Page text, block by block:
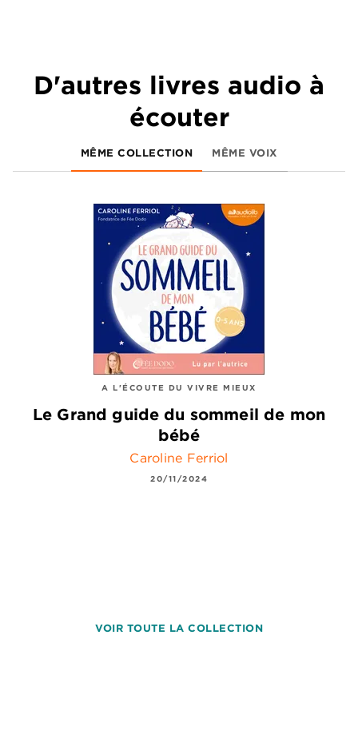
D'autres livres audio à
écouter
MÊME COLLECTION MÊME VOIX
A L'ÉCOUTE DU VIVRE MIEUX
Le Grand guide du sommeil de mon
bébé
Caroline Ferriol
20/11/2024
VOIR TOUTE LA COLLECTION